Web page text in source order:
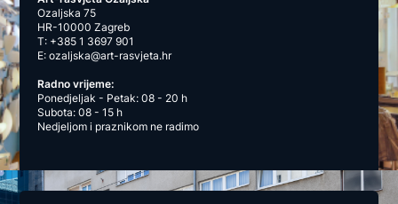
Ozaljska 75
HR-10000 Zagreb
T: +385 1 3697 901
E:ozaljska@art-rasvjeta.hr
Radno vrijeme:
Ponedjeljak - Petak: 08 - 20 h
Subota: 08 - 15 h
Nedjeljom i praznikom ne radimo